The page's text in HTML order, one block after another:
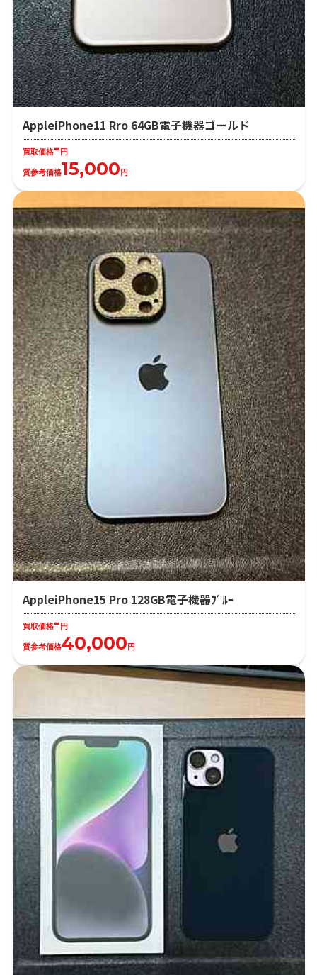
AppleiPhone11 Rro 64GB電子機器ゴールド
買取価格- 円
質参考価格15,000 円
AppleiPhone15 Pro 128GB電子機器ﾌﾞﾙｰ
買取価格- 円
質参考価格40,000 円